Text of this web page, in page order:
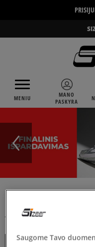
MENIU
MANO
PASKYRA
SIZEER › TIMBERLAND EURO
TIMBERLAND EURO SPRINT HIKER
NUO IKI
Saugome Tavo